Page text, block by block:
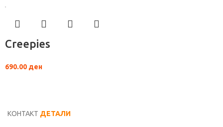
Creepies
690.00 ден
КОНТАКТ ДЕТАЛИ